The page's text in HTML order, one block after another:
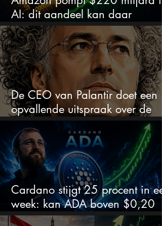
AI: dit aandeel kan daar
explosief van profiteren
De CEO van Palantir doet een
opvallende uitspraak over de
beurs
Cardano stijgt 25 procent in
week: kan ADA boven $0,20
blijven?